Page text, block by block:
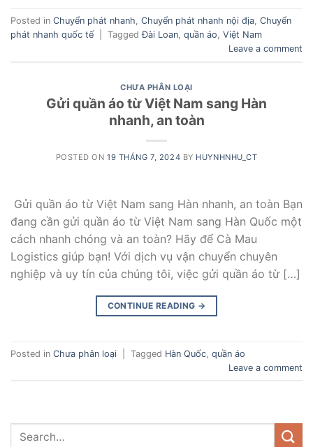
Posted in Chuyển phát nhanh Chuyển phát nhanh nội địa Chuyển
phát nhanh quốc tế
TaggedĐài Loan quần áo Việt Nam
Leave a comment
CHƯA PHÂN LOẠI
Gửi quần áo từ Việt Nam sang Hàn
nhanh, an toàn
POSTED ON19 THÁNG 7, 2024 BY HUYNHNHU_CT
Gửi quần áo từ Việt Nam sang Hàn nhanh, an toàn Bạn
đang cần gửi quần áo từ Việt Nam sang Hàn Quốc một
cách nhanh chóng và an toàn? Hãy để Cà Mau
Logistics giúp bạn! Với dịch vụ vận chuyển chuyên
nghiệp và uy tín của chúng tôi, việc gửi quần áo từ […]
CONTINUE READING →
Posted in Chưa phân loại Tagged Hàn Quốc quần áo
Leave a comment